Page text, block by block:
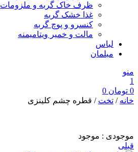
ظرف خاک گربه و ملزومات
غذا خشک گربه
کنسرو و پوچ گربه
مالت و خمیر ویتامیمنه
لباس
مبلمان
منو
1
0 تومان
خانه / تخت / قطره چشم کلینزی
موجودی : موجود
قبلی